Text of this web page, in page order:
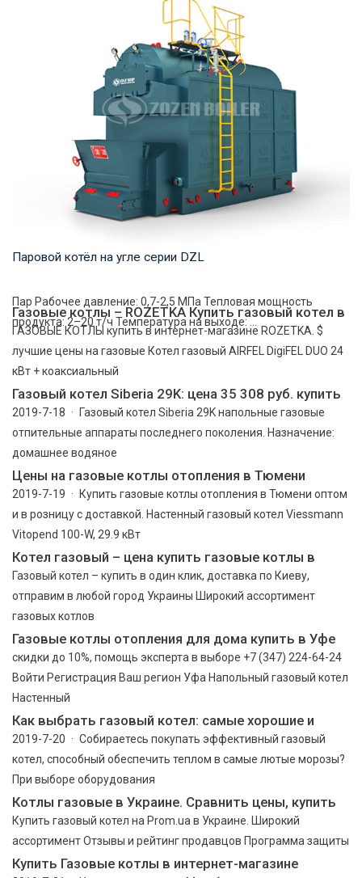
Паровой котёл на угле серии DZL
Пар Рабочее давление: 0,7-2,5 МПа Тепловая мощность
продукта: 2–20 т/ч Температура на выходе: ...
Газовые котлы – ROZETKA Купить газовый котел в
ГАЗОВЫЕ КОТЛЫ купить в интернет-магазине ROZETKA. $
лучшие цены на газовые Котел газовый AIRFEL DigiFEL DUO 24
кВт + коаксиальный
Газовый котел Siberia 29K: цена 35 308 руб. купить
2019-7-18 · Газовый котел Siberia 29K напольные газовые
отпительные аппараты последнего поколения. Назначение:
домашнее водяное
Цены на газовые котлы отопления в Тюмени
2019-7-19 · Купить газовые котлы отопления в Тюмени оптом
и в розницу с доставкой. Настенный газовый котел Viessmann
Vitopend 100-W, 29.9 кВт
Котел газовый – цена купить газовые котлы в
Газовый котел – купить в один клик, доставка по Киеву,
отправим в любой город Украины Широкий ассортимент
газовых котлов
Газовые котлы отопления для дома купить в Уфе
скидки до 10%, помощь эксперта в выборе +7 (347) 224-64-24
Войти Регистрация Ваш регион Уфа Напольный газовый котел
Настенный
Как выбрать газовый котел: самые хорошие и
2019-7-20 · Собираетесь покупать эффективный газовый
котел, способный обеспечить теплом в самые лютые морозы?
При выборе оборудования
Котлы газовые в Украине. Сравнить цены, купить
Купить газовый котел на Prom.ua в Украине. Широкий
ассортимент Отзывы и рейтинг продавцов Программа защиты
Купить Газовые котлы в интернет-магазине